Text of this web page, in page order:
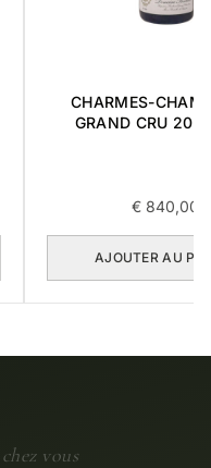
CHARMES-
GRAND CRU
€ 840,00
AJOUTER AU
vous